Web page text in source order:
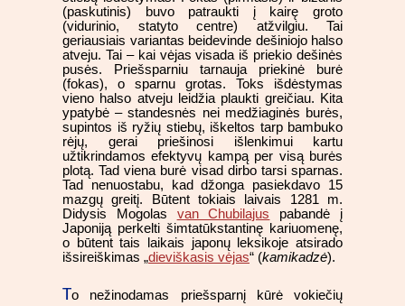
(paskutinis) buvo patraukti į kairę groto
(vidurinio, statyto centre) atžvilgiu. Tai
geriausiais variantas beidevinde dešiniojo halso
atveju. Tai – kai vėjas visada iš priekio dešinės
pusės. Priešsparniu tarnauja priekinė burė
(fokas), o sparnu grotas. Toks išdėstymas
vieno halso atveju leidžia plaukti greičiau. Kita
ypatybė – standesnės nei medžiaginės burės,
supintos iš ryžių stiebų, iškeltos tarp bambuko
rėjų, gerai priešinosi išlenkimui kartu
užtikrindamos efektyvų kampą per visą burės
plotą. Tad viena burė visad dirbo tarsi sparnas.
Tad nenuostabu, kad džonga pasiekdavo 15
mazgų greitį. Būtent tokiais laivais 1281 m.
Didysis Mogolas van Chubilajus pabandė į
Japoniją perkelti šimtatūkstantinę kariuomenę,
o būtent tais laikais japonų leksikoje atsirado
išsireiškimas „dieviškasis vėjas“ (kamikadzė).
To nežinodamas priešsparnį kūrė vokiečių